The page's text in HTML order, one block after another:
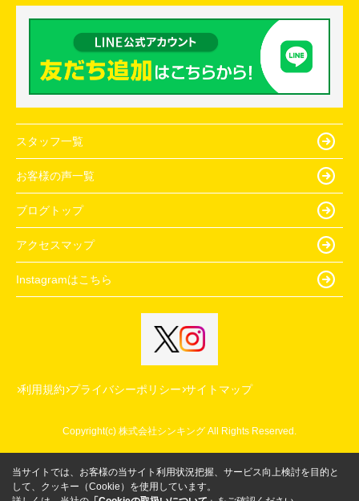
スタッフ一覧
お客様の声一覧
ブログトップ
アクセスマップ
Instagramはこちら
利用規約 プライバシーポリシー サイトマップ
Copyright(c) 株式会社シンキング All Rights Reserved.
当サイトでは、お客様の当サイト利用状況把握、サービス向上検討を目的と
して、クッキー（Cookie）を使用しています。